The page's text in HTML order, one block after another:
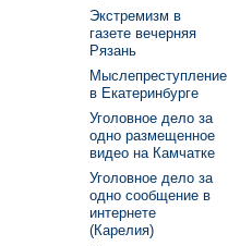
Экстремизм в
газете вечерняя
Рязань
Мыслепреступление
в Екатеринбурге
Уголовное дело за
одно размещенное
видео на Камчатке
Уголовное дело за
одно сообщение в
интернете
(Карелия)